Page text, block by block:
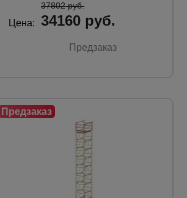
Цена:
37802 руб.
34160 руб.
Предзаказ